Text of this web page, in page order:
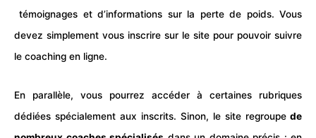
témoignages et d’informations sur la perte de poids. Vous
devez simplement vous inscrire sur le site pour pouvoir suivre
le coaching en ligne.
En parallèle, vous pourrez accéder à certaines rubriques
dédiées spécialement aux inscrits. Sinon, le site regroupe de